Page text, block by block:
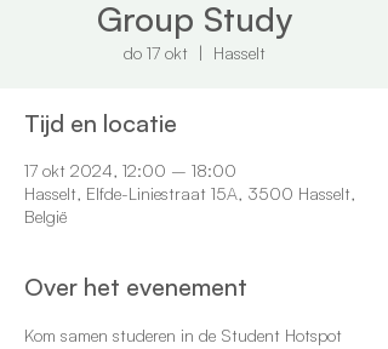
Group Study
do 17 okt
  |
Hasselt
Tijd en locatie
17 okt 2024, 12:00 – 18:00
Hasselt, Elfde-Liniestraat 15A, 3500 Hasselt,
België
Over het evenement
Kom samen studeren in de Student Hotspot